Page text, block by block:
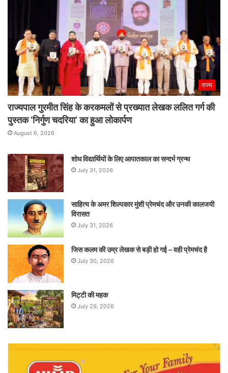
राज्य
राज्यपाल गुरमीत सिंह के करकमलों से प्रख्यात लेखक ललित गर्ग की
पुस्तक ‘निर्गुण चदरिया’ का हुआ लोकार्पण
August 6, 2026
शोध विद्यार्थियों के लिए आपातकाल का सन्दर्भ ग्रन्थ
July 31, 2026
साहित्य के अमर शिल्पकार मुंशी प्रेमचंद और उनकी कालजयी
विरासत
July 31, 2026
जिस कलम की उम्र लेखक से बड़ी हो गई – वही प्रेमचंद है
July 30, 2026
मिट्टी की महक
July 29, 2026